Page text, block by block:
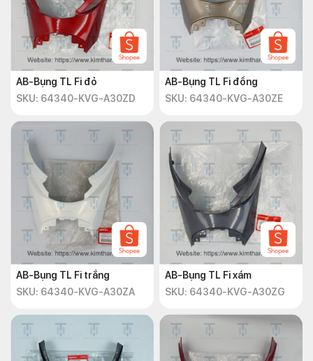
AB-Bụng TL Fi đỏ
SKU: 64340-KVG-A30ZD
AB-Bụng TL Fi đồng
SKU: 64340-KVG-A30ZE
AB-Bụng TL Fi trắng
SKU: 64340-KVG-A30ZA
AB-Bụng TL Fi xám
SKU: 64340-KVG-A30ZG